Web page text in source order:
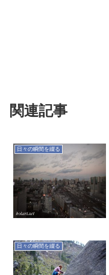
関連記事
日々の瞬間を綴る
日々の瞬間を綴る